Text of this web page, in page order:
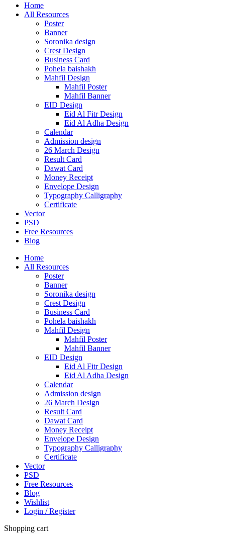
Home
All Resources
Poster
Banner
Soronika design
Crest Design
Business Card
Pohela baishakh
Mahfil Design
Mahfil Poster
Mahfil Banner
EID Design
Eid Al Fitr Design
Eid Al Adha Design
Calendar
Admission design
26 March Design
Result Card
Dawat Card
Money Receipt
Envelope Design
Typography Calligraphy
Certificate
Vector
PSD
Free Resources
Blog
Home
All Resources
Poster
Banner
Soronika design
Crest Design
Business Card
Pohela baishakh
Mahfil Design
Mahfil Poster
Mahfil Banner
EID Design
Eid Al Fitr Design
Eid Al Adha Design
Calendar
Admission design
26 March Design
Result Card
Dawat Card
Money Receipt
Envelope Design
Typography Calligraphy
Certificate
Vector
PSD
Free Resources
Blog
Wishlist
Login / Register
Shopping cart